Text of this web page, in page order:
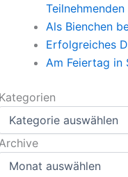
Als Bienchen
Erfolgreiches
Am Feiertag in
Kategorien
Kategorien
Archive
Archive